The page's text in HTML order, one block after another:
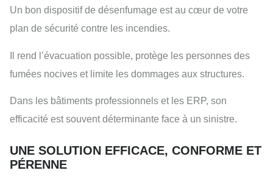
Un bon dispositif de désenfumage est au cœur de votre
plan de sécurité contre les incendies.
Il rend l’évacuation possible, protège les personnes des
fumées nocives et limite les dommages aux structures.
Dans les bâtiments professionnels et les ERP, son
efficacité est souvent déterminante face à un sinistre.
UNE SOLUTION EFFICACE, CONFORME ET
PÉRENNE